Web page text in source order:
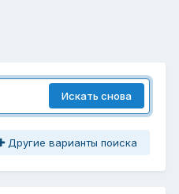
Искать снова
Другие варианты поиска